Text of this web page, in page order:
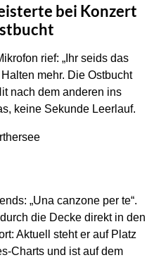
bei Konzert
rief: „Ihr seids das
mehr. Die Ostbucht
nach dem anderen ins
keine Sekunde Leerlauf.
„Una canzone per te“.
die Decke direkt in den
Aktuell steht er auf Platz
Charts und ist auf dem